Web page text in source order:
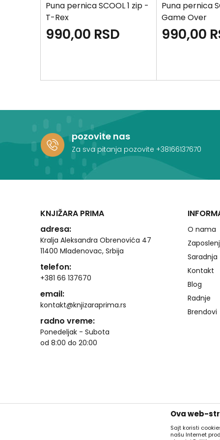
Puna pernica SCOOL 1 zip -
T-Rex
990,00 RSD
Puna pernica
Game Over
990,00
pozovite nas
Za sva pitanja pozovite +38166137670
KNJIŽARA PRIMA
adresa:
Kralja Aleksandra Obrenovića 47
11400 Mladenovac, Srbija
telefon:
+381 66 137670
email:
kontakt@knjizaraprima.rs
radno vreme:
Ponedeljak - Subota
od 8:00 do 20:00
O nama
Saradnja
Kontakt
Blog
Radnje
Brendovi
Ova web-
Sajt koristi
našu Internet